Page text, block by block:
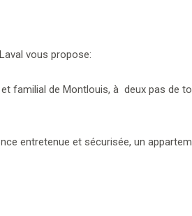
vous propose:
familial de Montlouis, à deux pas de
entretenue et sécurisée, un